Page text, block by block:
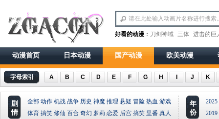
好看的动漫 ： 刀剑神域 三体 进击的巨
动漫首页 日本动漫 国产动漫 欧美动漫
字母索引 A B C D E F G H J K
剧
情
全部 动作 机战 战争 历史 神魔 推理 悬疑 冒险 热血 游戏
体育 搞笑 修仙 百合 奇幻 萝莉 恋爱 后宫 搞笑 里番 真人
年
份
2025
2019